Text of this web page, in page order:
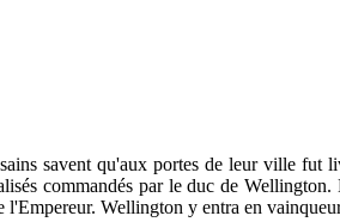
savent qu'aux portes de leur ville fut
commandés par le duc de
l'Empereur. Wellington y entra en